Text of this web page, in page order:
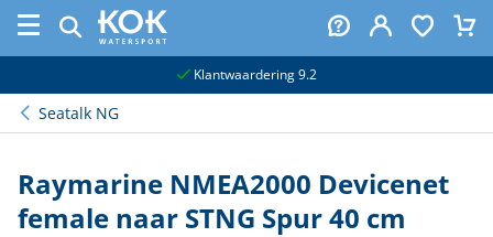
Klantwaardering 9.2
Seatalk NG
Raymarine NMEA2000 Devicenet
female naar STNG Spur 40 cm